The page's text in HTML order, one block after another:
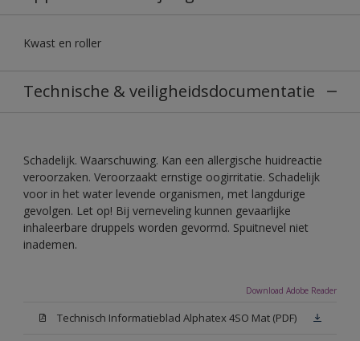
Kwast en roller
Technische & veiligheidsdocumentatie
Schadelijk. Waarschuwing. Kan een allergische huidreactie
veroorzaken. Veroorzaakt ernstige oogirritatie. Schadelijk
voor in het water levende organismen, met langdurige
gevolgen. Let op! Bij verneveling kunnen gevaarlijke
inhaleerbare druppels worden gevormd. Spuitnevel niet
inademen.
Download Adobe Reader
Technisch Informatieblad Alphatex 4SO Mat (PDF)